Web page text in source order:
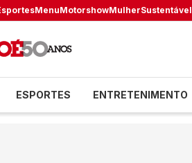
MenuMotorshowMulherSustentável
ESPORTES ENTRETENIMENTO